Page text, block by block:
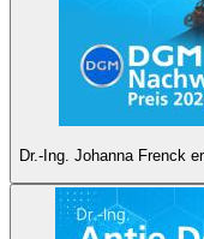
Dr.-Ing. Johanna Frenck